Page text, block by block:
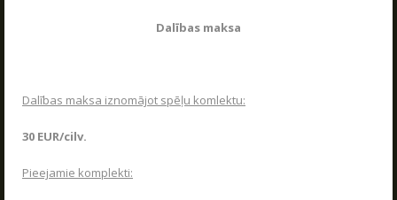
Dalības maksa
Dalības maksa iznomājot spēļu komlektu:
30 EUR/cilv.
Pieejamie komplekti: